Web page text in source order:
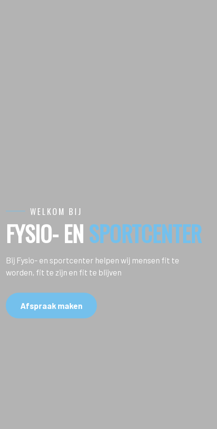
WELKOM BIJ
FYSIO- ENSPORTCENTER
Bij Fysio- en sportcenter helpen wij mensen fit te
worden, fit te zijn en fit te blijven
Afspraak maken